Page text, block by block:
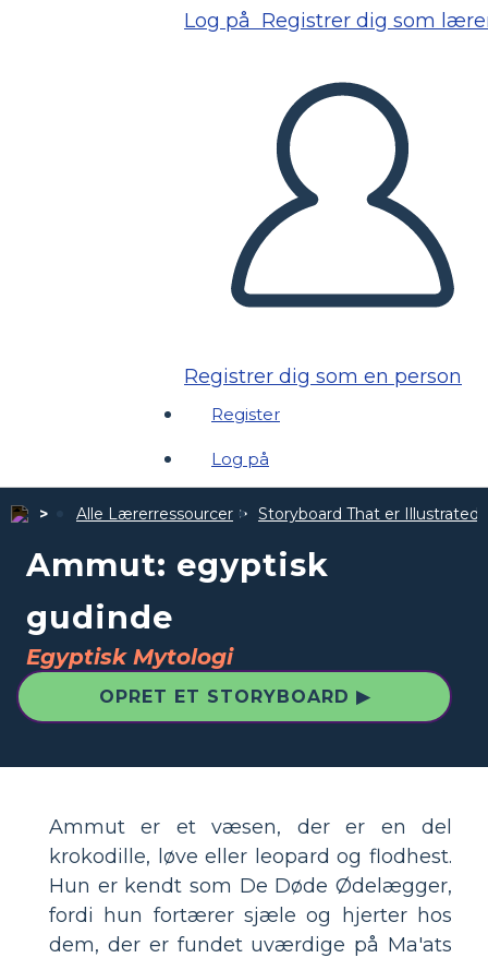
Log på Registrer dig som
Registrer dig som en person
Register
Log på
Alle Lærerressourcer Storyboard That er Illustrated
Ammut: egyptisk
gudinde
Egyptisk Mytologi
OPRET ET STORYBOARD ▶
Ammut er et væsen, der er en del
krokodille, løve eller leopard og flodhest.
Hun er kendt som De Døde Ødelægger,
fordi hun fortærer sjæle og hjerter hos
dem, der er fundet uværdige på Ma'ats